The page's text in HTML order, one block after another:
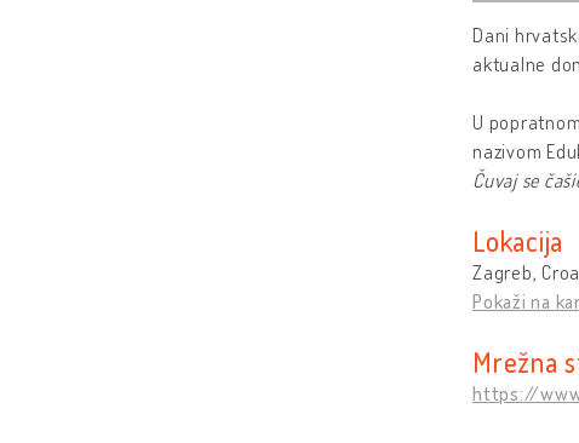
Dani
aktualne
U
nazivom
Čuvaj se
Lokacija
Zagreb,
Pokaži na
Mrežna
https://